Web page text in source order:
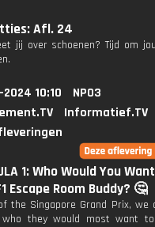
Afl. 24
jij over schoenen? Tijd om
10:10
NPO3
Informatief.TV
1: Who Would You
Escape Room Buddy? 🤔
the Singapore Grand Prix, we
who they would most want